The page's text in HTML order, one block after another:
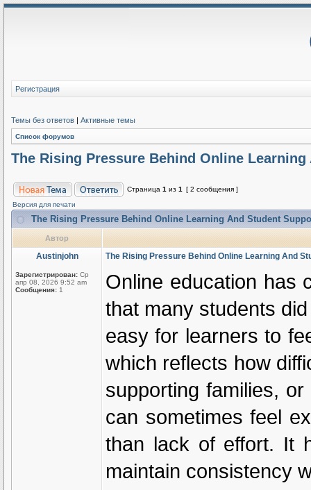
Регистрация
Темы без ответов | Активные темы
Список форумов
The Rising Pressure Behind Online
Страница 1 из 1
[ 2 сообщения ]
Версия для печати
The Rising Pressure Behind Online Learning And Student
Автор
Austinjohn
Зарегистрирован: Ср
апр 08, 2026 9:52 am
Сообщения: 1
The Rising Pressure Behind Online Learning And
Online education has
that many students
easy for learners to
which reflects how
supporting families,
can sometimes feel
than lack of effort. It
maintain consistency